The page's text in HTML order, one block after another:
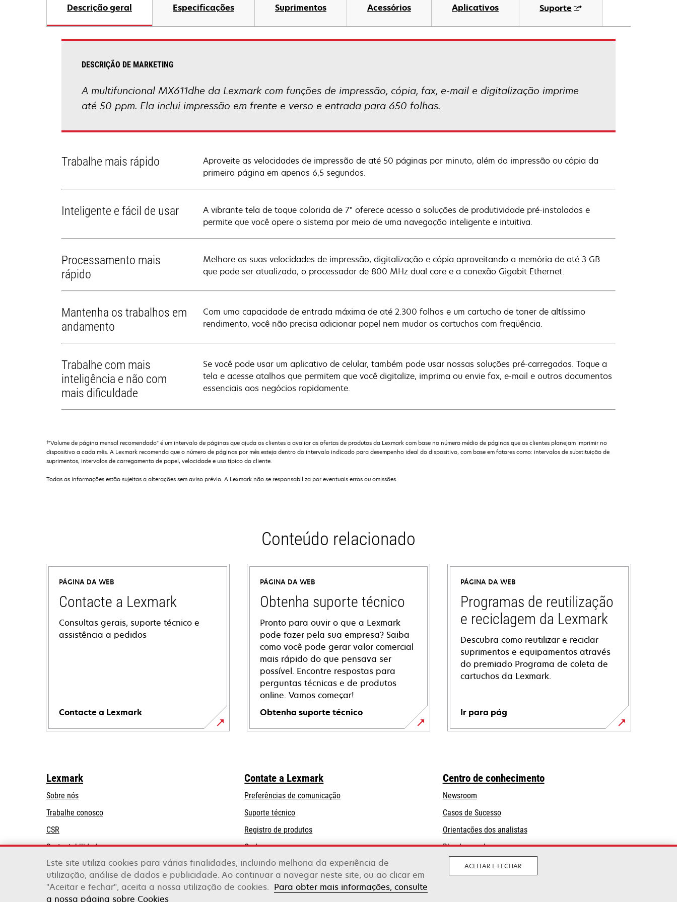
Descrição geral
Especificações Suprimentos Acessórios Aplicativos Suporte
DESCRIÇÃO DE MARKETING
A multifuncional MX611dhe da Lexmark com funções de impressão, cópia, fax, e-mail e digitalização imprime
até 50 ppm. Ela inclui impressão em frente e verso e entrada para 650 folhas.
Trabalhe mais rápido
Aproveite as velocidades de impressão de até 50 páginas por minuto, além da impressão ou cópia da
primeira página em apenas 6,5 segundos.
Inteligente e fácil de usar
A vibrante tela de toque colorida de 7" oferece acesso a soluções de produtividade pré-instaladas e
permite que você opere o sistema por meio de uma navegação inteligente e intuitiva.
Processamento mais
rápido
Melhore as suas velocidades de impressão, digitalização e cópia aproveitando a memória de até 3 GB
que pode ser atualizada, o processador de 800 MHz dual core e a conexão Gigabit Ethernet.
Mantenha os trabalhos em
andamento
Com uma capacidade de entrada máxima de até 2.300 folhas e um cartucho de toner de altíssimo
rendimento, você não precisa adicionar papel nem mudar os cartuchos com freqüência.
Trabalhe com mais
inteligência e não com
mais dificuldade
Se você pode usar um aplicativo de celular, também pode usar nossas soluções pré-carregadas. Toque a
tela e acesse atalhos que permitem que você digitalize, imprima ou envie fax, e-mail e outros documentos
essenciais aos negócios rapidamente.
†"Volume de página mensal recomendado" é um intervalo de páginas que ajuda os clientes a avaliar as ofertas de produtos da Lexmark com base no número médio de páginas que os clientes planejam imprimir no
dispositivo a cada mês. A Lexmark recomenda que o número de páginas por mês esteja dentro do intervalo indicado para desempenho ideal do dispositivo, com base em fatores como: intervalos de substituição de
suprimentos, intervalos de carregamento de papel, velocidade e uso típico do cliente.
Todas as informações estão sujeitas a alterações sem aviso prévio. A Lexmark não se responsabiliza por eventuais erros ou omissões.
Conteúdo relacionado
PÁGINA DA WEB
Contacte a Lexmark
Consultas gerais, suporte técnico e
assistência a pedidos
Contacte a Lexmark
PÁGINA DA WEB
Obtenha suporte técnico
Pronto para ouvir o que a Lexmark
pode fazer pela sua empresa? Saiba
como você pode gerar valor comercial
mais rápido do que pensava ser
possível. Encontre respostas para
perguntas técnicas e de produtos
online. Vamos começar!
Obtenha suporte técnico
abre
guia
PÁGINA DA WEB
Programas de reutilização
e reciclagem da Lexmark
Descubra como reutilizar e reciclar
suprimentos e equipamentos através
do premiado Programa de coleta de
cartuchos da Lexmark.
Ir para pág
Lexmark
Sobre nós
Trabalhe conosco
CSR
Sustentabilidade
Parceiros Lexmark
Contate a Lexmark
Preferências de comunicação
Suporte técnicoabre
em
uma
nova
guia
Registro de produtos
Onde comprar
Centro de conhecimento
Newsroom
Casos de Sucesso
Orientações dos analistas
Blog Lexmark
Lexmark International, Inc., uma empresa da Xerox
Este site utiliza cookies para várias finalidades, incluindo melhoria da experiência de
utilização, análise de dados e publicidade. Ao continuar a navegar neste site, ou ao clicar em
"Aceitar e fechar", aceita a nossa utilização de cookies. Para obter mais informações, consulte
a nossa página sobre Cookies
ACEITAR E FECHAR